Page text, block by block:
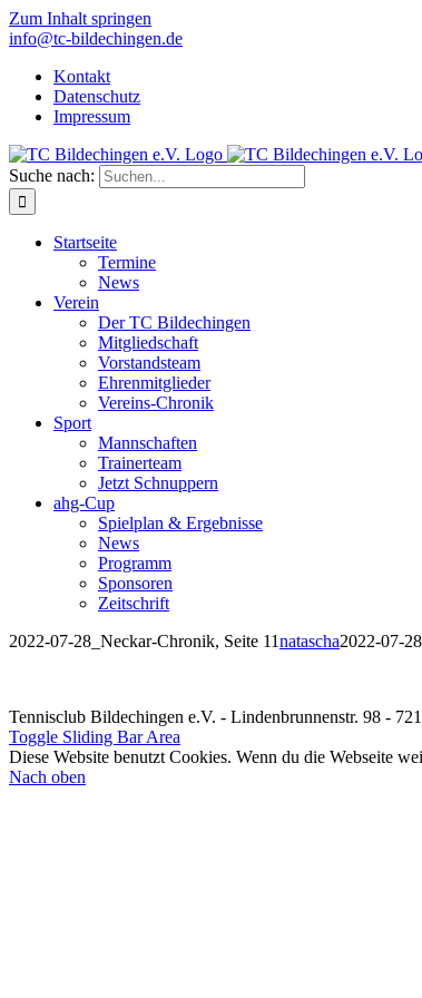
Zum Inhalt springen
info@tc-bildechingen.de
Kontakt
Datenschutz
Impressum
Suche nach:
Startseite
Termine
News
Verein
Der TC Bildechingen
Mitgliedschaft
Vorstandsteam
Ehrenmitglieder
Vereins-Chronik
Sport
Mannschaften
Trainerteam
Jetzt Schnuppern
ahg-Cup
Spielplan & Ergebnisse
News
Programm
Sponsoren
Zeitschrift
2022-07-28_Neckar-Chronik, Seite 11natascha2022-07-
Tennisclub Bildechingen e.V. - Lindenbrunnenstr. 98 -
Toggle Sliding Bar Area
Diese Website benutzt Cookies. Wenn du die Webseite
Nach oben